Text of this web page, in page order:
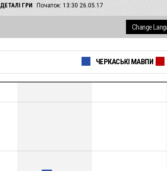
ДЕТАЛІ ГРИ Початок: 13:30 26.05.17
ЧЕРКАСЬКІ МАВПИ